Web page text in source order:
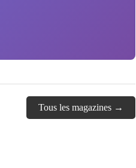
Tous les magazines →